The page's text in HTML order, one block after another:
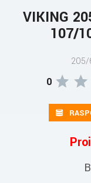
VIKING
107/
205/
0